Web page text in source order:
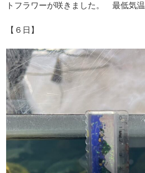
トフラワーが咲きました。 最低気
【６日】